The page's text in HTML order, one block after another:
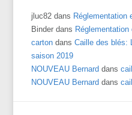
jluc82 dans Réglementation
Binder dans Réglementation
carton dansCaille des blés:
saison 2019
NOUVEAU Bernard dans
NOUVEAU Bernard dans